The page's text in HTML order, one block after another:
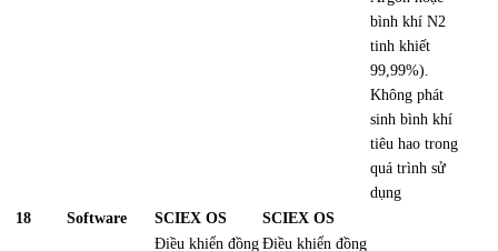
bình khí N2
tinh khiết
99,99%).
Không phát
sinh bình khí
tiêu hao trong
quá trình sử
dụng
18
Software SCIEX OS
SCIEX OS
Điều khiển đồng Điều khiển đồng